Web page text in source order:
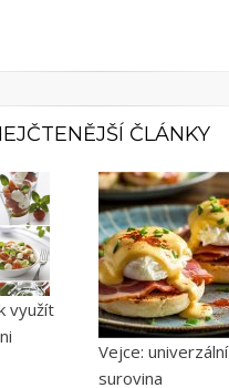
ČLÁNKY
využít
Vejce: univerzální
surovina